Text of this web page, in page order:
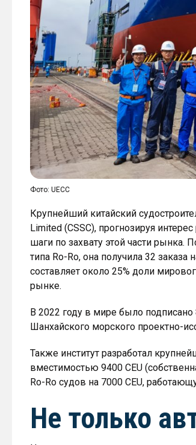
Фото: UECC
Крупнейший китайский
Limited (CSSC), прогнозируя
шаги по захвату этой части рынка.
типа Ro-Ro, она получила 32
составляет около 25% доли
рынке.
В 2022 году в мире было подписано
Шанхайского морского проектно-
Также институт разработал
вместимостью 9400 CEU
Ro-Ro судов на 7000 CEU,
Не только